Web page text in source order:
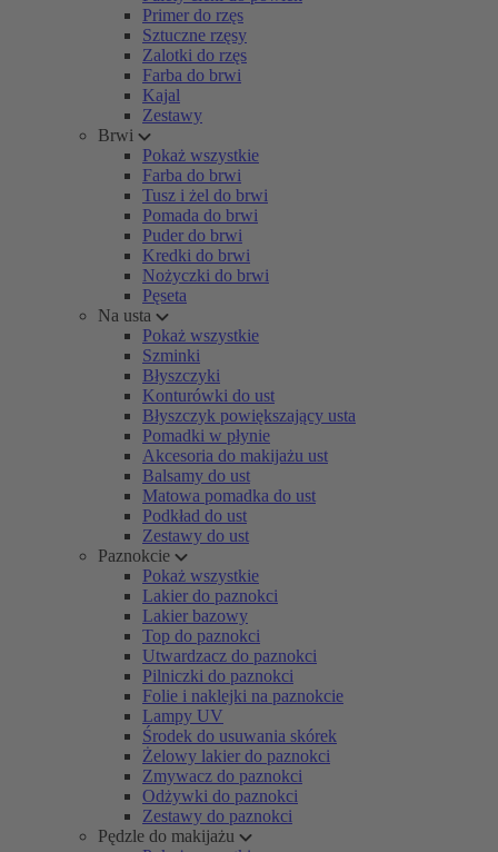
Primer do rzęs
Sztuczne rzęsy
Zalotki do rzęs
Farba do brwi
Kajal
Zestawy
Brwi
Pokaż wszystkie
Farba do brwi
Tusz i żel do brwi
Pomada do brwi
Puder do brwi
Kredki do brwi
Nożyczki do brwi
Pęseta
Na usta
Pokaż wszystkie
Szminki
Błyszczyki
Konturówki do ust
Błyszczyk powiększający usta
Pomadki w płynie
Akcesoria do makijażu ust
Balsamy do ust
Matowa pomadka do ust
Podkład do ust
Zestawy do ust
Paznokcie
Pokaż wszystkie
Lakier do paznokci
Lakier bazowy
Top do paznokci
Utwardzacz do paznokci
Pilniczki do paznokci
Folie i naklejki na paznokcie
Lampy UV
Środek do usuwania skórek
Żelowy lakier do paznokci
Zmywacz do paznokci
Odżywki do paznokci
Zestawy do paznokci
Pędzle do makijażu